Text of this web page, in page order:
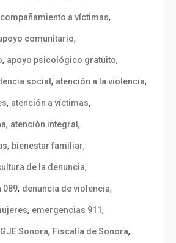
a víctimas,
comunitario,
, apoyo psicológico gratuito,
social, atención a la violencia,
, atención a víctimas,
, atención integral,
, bienestar familiar,
de la denuncia,
089, denuncia de violencia,
, emergencias 911,
Sonora, Fiscalía de Sonora,